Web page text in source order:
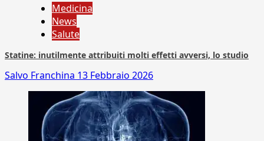
Medicina
News
Salute
Statine: inutilmente attribuiti molti effetti avversi, lo studio
Salvo Franchina 13 Febbraio 2026